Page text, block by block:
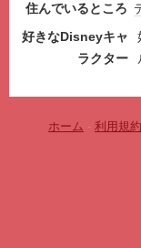
住んでいるところ
好きなDisneyキャ
ラクター
ホーム - 利用規約